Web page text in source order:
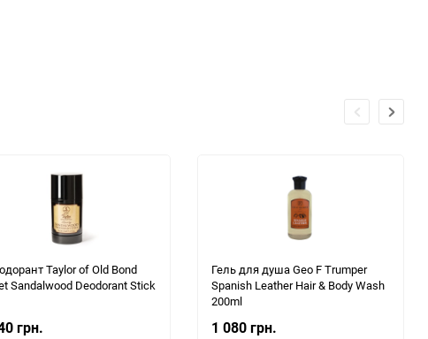
Taylor of Old Bond
Sandalwood Deodorant Stick
грн.
Гель для душа Geo F Trumper
Spanish Leather Hair & Body Wash
200ml
1 080 грн.